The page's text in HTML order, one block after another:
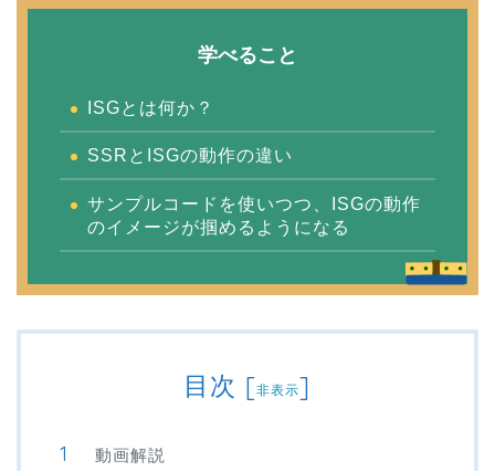
学べること
ISGとは何か？
SSRとISGの動作の違い
サンプルコードを使いつつ、ISGの動作
のイメージが掴めるようになる
目次 [非表示]
動画解説